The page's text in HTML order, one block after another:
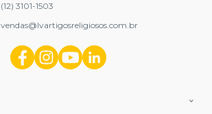
(12) 3101-1503
vendas@lvartigosreligiosos.com.br